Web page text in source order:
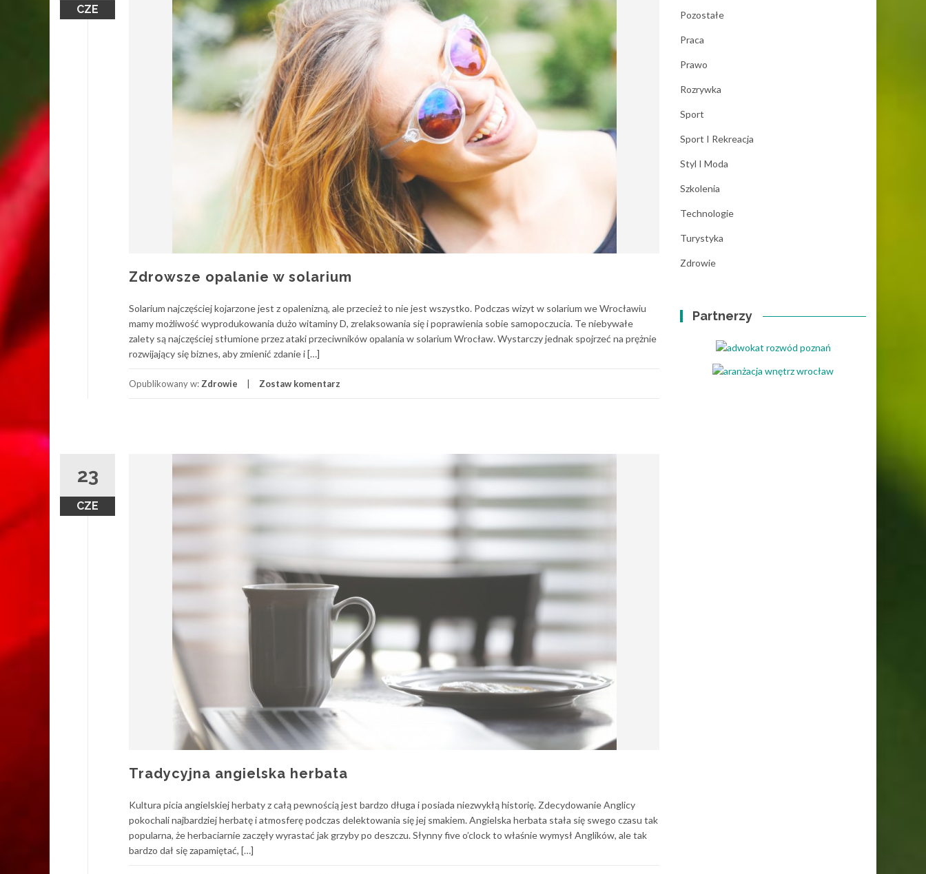
CZE
Zdrowsze opalanie w solarium
Solarium najczęściej kojarzone jest z opalenizną, ale przecież to nie jest wszystko. Podczas wizyt w solarium we Wrocławiu
mamy możliwość wyprodukowania dużo witaminy D, zrelaksowania się i poprawienia sobie samopoczucia. Te niebywałe
zalety są najczęściej stłumione przez ataki przeciwników opalania w solarium Wrocław. Wystarczy jednak spojrzeć na prężnie
rozwijający się biznes, aby zmienić zdanie i […]
Opublikowany w:Zdrowie Zostaw komentarz
23
CZE
Tradycyjna angielska herbata
Kultura picia angielskiej herbaty z całą pewnością jest bardzo długa i posiada niezwykłą historię. Zdecydowanie Anglicy
pokochali najbardziej herbatę i atmosferę podczas delektowania się jej smakiem. Angielska herbata stała się swego czasu tak
popularna, że herbaciarnie zaczęły wyrastać jak grzyby po deszczu. Słynny five o’clock to właśnie wymysł Anglików, ale tak
bardzo dał się zapamiętać, […]
Pozostałe
Praca
Prawo
Rozrywka
Sport
Sport I Rekreacja
Styl I Moda
Szkolenia
Technologie
Turystyka
Zdrowie
Partnerzy